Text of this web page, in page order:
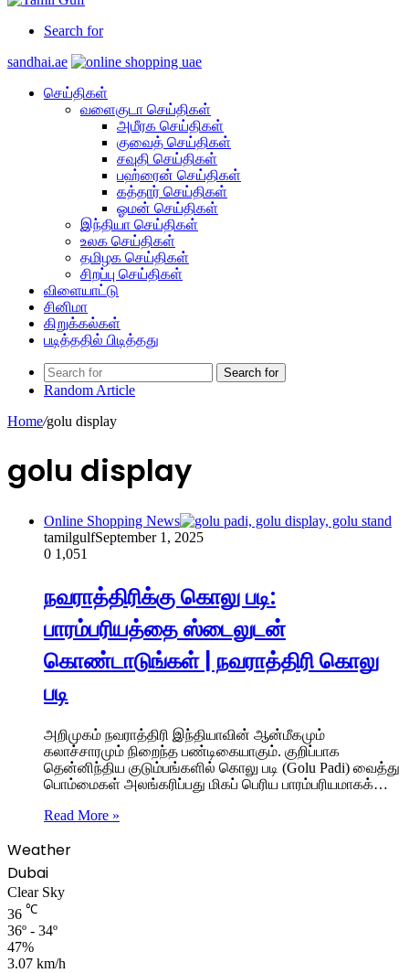
Search for
sandhai.ae
செய்திகள்
வளைகுடா செய்திகள்
அமீரக செய்திகள்
குவைத் செய்திகள்
சவுதி செய்திகள்
பஹ்ரைன் செய்திகள்
கத்தார் செய்திகள்
ஓமன் செய்திகள்
இந்தியா செய்திகள்
உலக செய்திகள்
தமிழக செய்திகள்
சிறப்பு செய்திகள்
விளையாட்டு
சினிமா
கிறுக்கல்கள்
படித்ததில் பிடித்தது
Search for
Random Article
Home/golu display
golu display
Online Shopping News
tamilgulfSeptember 1, 2025
0 1,051
நவராத்திரிக்கு கொலு படி:
பாரம்பரியத்தை ஸ்டைலுடன்
கொண்டாடுங்கள் | நவராத்திரி கொலு
படி
அறிமுகம் நவராத்திரி இந்தியாவின் ஆன்மீகமும்
கலாச்சாரமும் நிறைந்த பண்டிகையாகும். குறிப்பாக
தென்னிந்திய குடும்பங்களில் கொலு படி (Golu Padi) வைத்து
பொம்மைகள் அலங்கரிப்பது மிகப் பெரிய பாரம்பரியமாகக்…
Read More »
Weather
Dubai
Clear Sky
36 ℃
36º - 34º
47%
3.07 km/h